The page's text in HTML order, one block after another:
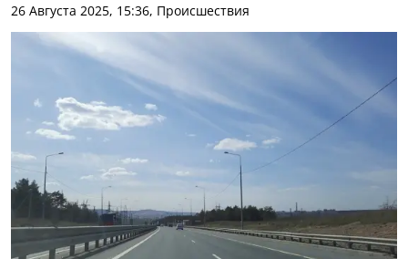
26 Августа 2025, 15:36, Происшествия